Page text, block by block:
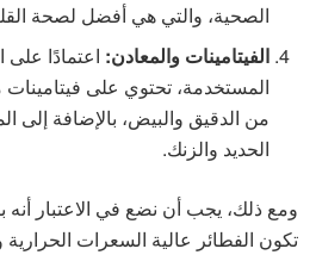
الصحية، والتي هي أفضل لصحة
الفيتامينات والمعادن: اعتمادًا على
المستخدمة، تحتوي على
من الدقيق والبيض، بالإضافة إلى
الحديد والزنك.
ومع ذلك، يجب أن نضع في الاعتبار
تكون الفطائر عالية السعرات